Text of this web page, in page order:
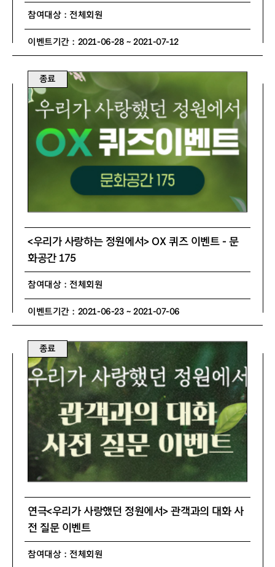
참여대상 : 전체회원
이벤트기간 : 2021-06-28 ~ 2021-07-12
종료
<우리가 사랑하는 정원에서> OX 퀴즈 이벤트 - 문
화공간 175
참여대상 : 전체회원
이벤트기간 : 2021-06-23 ~ 2021-07-06
종료
연극<우리가 사랑했던 정원에서> 관객과의 대화 사
전 질문 이벤트
참여대상 : 전체회원